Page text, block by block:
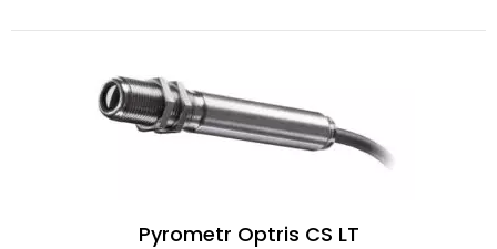
Pyrometr Optris CS LT